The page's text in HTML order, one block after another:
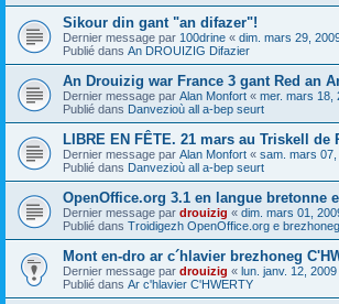
Sikour din gant "an difazer"!
Dernier message par 100drine « dim. mars 29,
Publié dans An DROUIZIG Difazier
An Drouizig war France 3 gant Red an
Dernier message par Alan Monfort « mer. mars 18,
Publié dans Danvezioù all a-bep seurt
LIBRE EN FÊTE. 21 mars au Triskell de
Dernier message par Alan Monfort « sam. mars
Publié dans Danvezioù all a-bep seurt
OpenOffice.org 3.1 en langue bretonne
Dernier message par drouizig « dim. mars 01,
Publié dans Troidigezh OpenOffice.org e
Mont en-dro ar c´hlavier brezhoneg
Dernier message par drouizig « lun. janv. 12,
Publié dans Ar c'hlavier C'HWERTY